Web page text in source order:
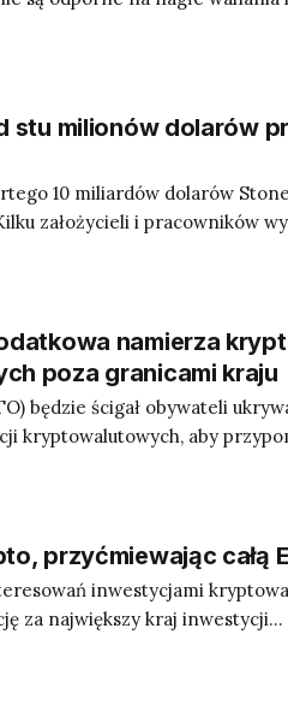
przed spadkiem lub wzrostem
stu milionów dolarów
10 miliardów dolarów
założycieli i pracowników
bitcoiny na taką skalę, że
namierza
poza granicami kraju
będzie ścigał obywateli
kryptowalutowych, aby
tego celu wykorzysta umowy
przyćmiewając całą
inwestycjami
za największy kraj inwestycji
20% ludności jest w